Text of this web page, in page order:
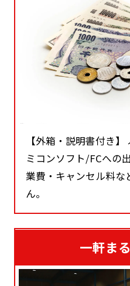
【外箱・説明書付き
ミコンソフト/FCへの
業費・キャンセル料な
ん。
一軒ま